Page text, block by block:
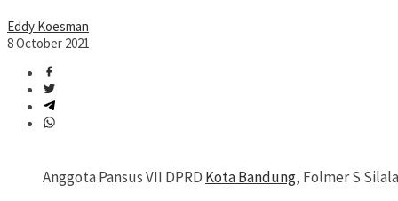
Eddy Koesman
8 October 2021
Anggota Pansus VII DPRD Kota Bandung, Folmer S